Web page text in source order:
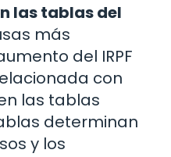
las tablas del
más
del IRPF
con
las tablas
determinan
y los